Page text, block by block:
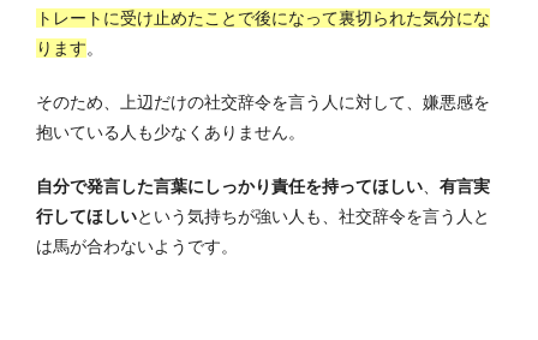
トレートに受け止めたことで後になって裏切られた気分にな
ります。
そのため、上辺だけの社交辞令を言う人に対して、嫌悪感を
抱いている人も少なくありません。
自分で発言した言葉にしっかり責任を持ってほしい
有言実
行してほしいという気持ちが強い人も、社交辞令を言う人と
は馬が合わないようです。